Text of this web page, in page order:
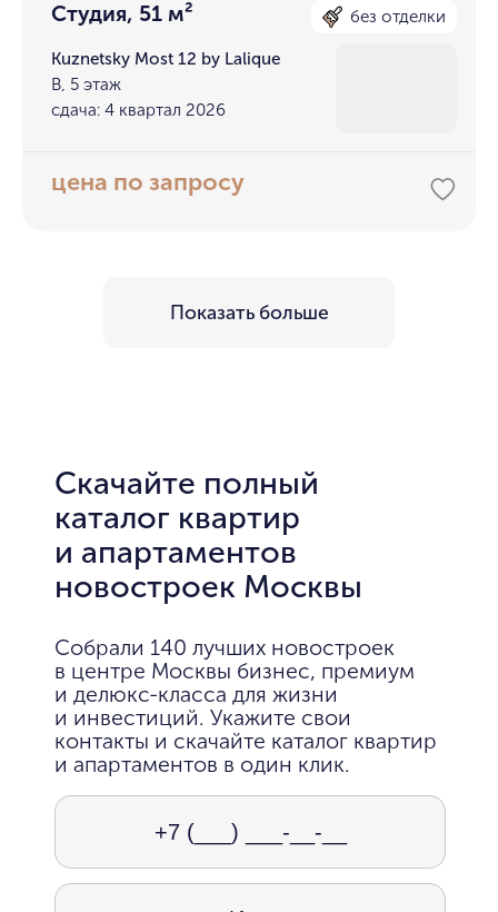
Студия, 51 м² без отделки
Kuznetsky Most 12 by Lalique
В, 5 этаж
сдача: 4 квартал 2026
цена по запросу
Показать больше
Скачайте полный
каталог квартир
и апартаментов
новостроек Москвы
Собрали 140 лучших новостроек
в центре Москвы бизнес, премиум
и делюкс-класса для жизни
и инвестиций. Укажите свои
контакты и скачайте каталог квартир
и апартаментов в один клик.